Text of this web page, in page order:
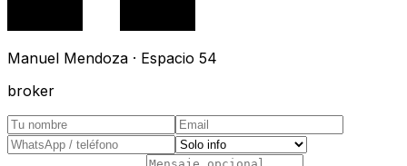
Manuel Mendoza · Espacio 54
broker